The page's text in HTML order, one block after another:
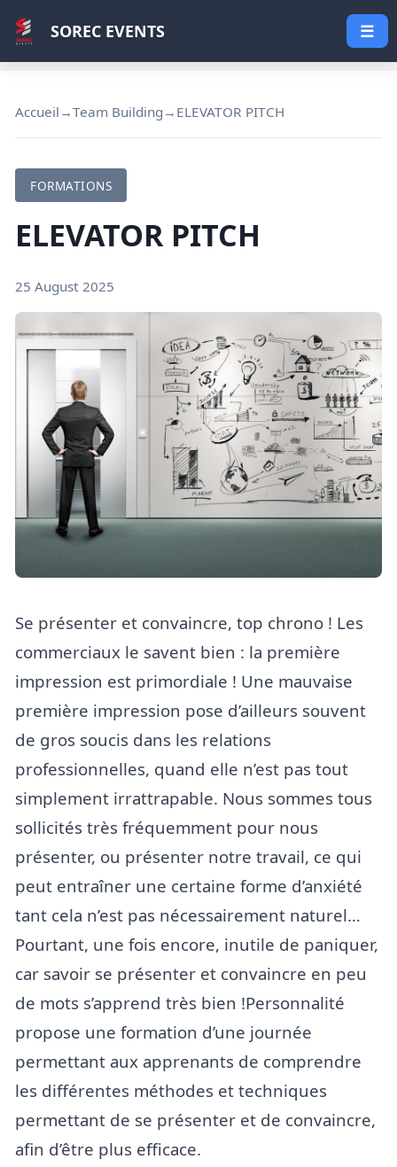
SOREC EVENTS ☰
Accueil →Team Building → ELEVATOR PITCH
FORMATIONS
ELEVATOR PITCH
25 August 2025
Se présenter et convaincre, top chrono ! Les
commerciaux le savent bien : la première
impression est primordiale ! Une mauvaise
première impression pose d’ailleurs souvent
de gros soucis dans les relations
professionnelles, quand elle n’est pas tout
simplement irrattrapable. Nous sommes tous
sollicités très fréquemment pour nous
présenter, ou présenter notre travail, ce qui
peut entraîner une certaine forme d’anxiété
tant cela n’est pas nécessairement naturel…
Pourtant, une fois encore, inutile de paniquer,
car savoir se présenter et convaincre en peu
de mots s’apprend très bien !Personnalité
propose une formation d’une journée
permettant aux apprenants de comprendre
les différentes méthodes et techniques
permettant de se présenter et de convaincre,
afin d’être plus efficace.